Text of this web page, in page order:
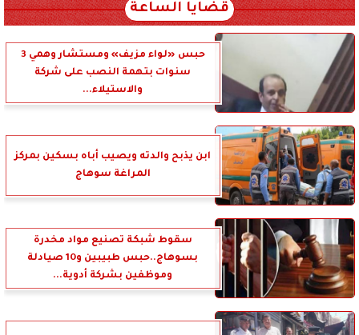
قضايا الساعة
حبس «لواء مزيف» ومستشار وهمي 3
سنوات بتهمة النصب على شركة
والاستيلاء...
ابن يذبح والدته ويصيب أباه بسكين بمركز
المراغة سوهاج
سقوط شبكة تصنيع مواد مخدرة
بسوهاج..حبس طبيبين و10 صيادلة
وموظفين بشركة أدوية...